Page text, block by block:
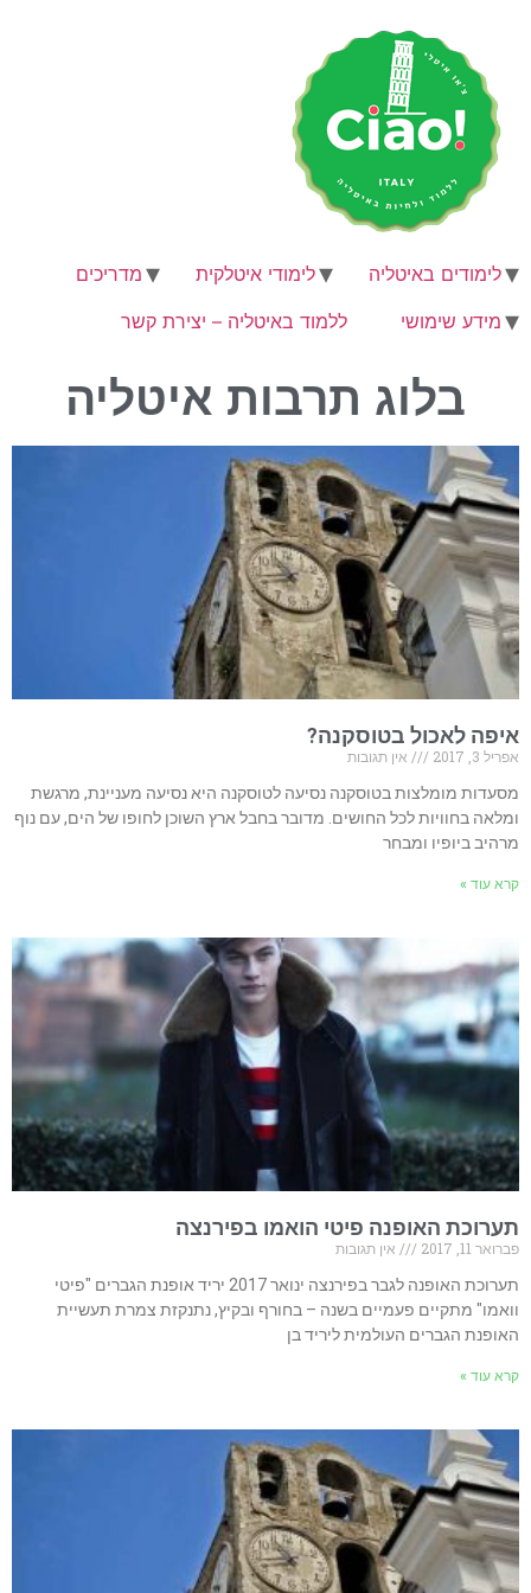
לימודים באיטליה לימודי איטלקית
מדריכים
מידע שימושי
ללמוד באיטליה – יצירת קשר
בלוג תרבות איטליה
איפה לאכול בטוסקנה?
אפריל 3, 2017
אין תגובות
מסעדות מומלצות בטוסקנה נסיעה לטוסקנה היא נסיעה מעניינת, מרגשת
ומלאה בחוויות לכל החושים. מדובר בחבל ארץ השוכן לחופו של הים, עם נוף
מרהיב ביופיו ומבחר
קרא עוד »
תערוכת האופנה פיטי הואמו בפירנצה
פברואר 11, 2017
אין תגובות
תערוכת האופנה לגבר בפירנצה ינואר 2017 יריד אופנת הגברים "פיטי
וואמו" מתקיים פעמיים בשנה – בחורף ובקיץ, נתנקזת צמרת תעשיית
האופנת הגברים העולמית ליריד בן
קרא עוד »